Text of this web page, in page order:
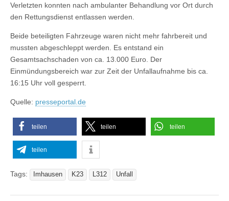
Verletzten konnten nach ambulanter Behandlung vor Ort durch
den Rettungsdienst entlassen werden.
Beide beteiligten Fahrzeuge waren nicht mehr fahrbereit und
mussten abgeschleppt werden. Es entstand ein
Gesamtsachschaden von ca. 13.000 Euro. Der
Einmündungsbereich war zur Zeit der Unfallaufnahme bis ca.
16:15 Uhr voll gesperrt.
Quelle: presseportal.de
teilen teilen teilen
teilen
Tags: Imhausen K23 L312 Unfall